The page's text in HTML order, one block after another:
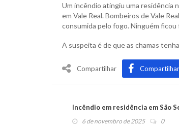
Um incêndio atingiu uma residência
em Vale Real. Bombeiros de Vale
consumida pelo fogo. Ninguém ficou
A suspeita é de que as chamas
Compartilhar
Incêndio em residência em São
6 de novembro de 2025 0